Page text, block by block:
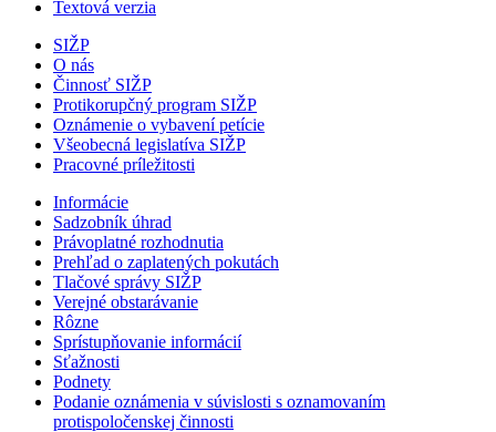
Textová verzia
SIŽP
O nás
Činnosť SIŽP
Protikorupčný program SIŽP
Oznámenie o vybavení petície
Všeobecná legislatíva SIŽP
Pracovné príležitosti
Informácie
Sadzobník úhrad
Právoplatné rozhodnutia
Prehľad o zaplatených pokutách
Tlačové správy SIŽP
Verejné obstarávanie
Rôzne
Sprístupňovanie informácií
Sťažnosti
Podnety
Podanie oznámenia v súvislosti s oznamovaním
protispoločenskej činnosti